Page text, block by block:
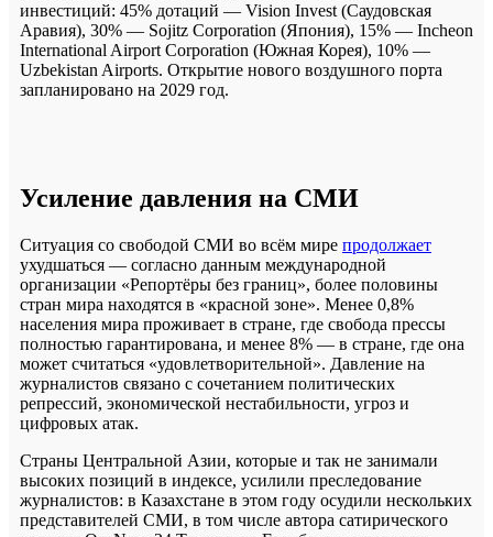
инвестиций: 45% дотаций — Vision Invest (Саудовская
Аравия), 30% — Sojitz Corporation (Япония), 15% — Incheon
International Airport Corporation (Южная Корея), 10% —
Uzbekistan Airports. Открытие нового воздушного порта
запланировано на 2029 год.
Усиление давления на СМИ
Ситуация со свободой СМИ во всём мире продолжает
ухудшаться — согласно данным международной
организации «Репортёры без границ», более половины
стран мира находятся в «красной зоне». Менее 0,8%
населения мира проживает в стране, где свобода прессы
полностью гарантирована, и менее 8% — в стране, где она
может считаться «удовлетворительной». Давление на
журналистов связано с сочетанием политических
репрессий, экономической нестабильности, угроз и
цифровых атак.
Страны Центральной Азии, которые и так не занимали
высоких позиций в индексе, усилили преследование
журналистов: в Казахстане в этом году осудили нескольких
представителей СМИ, в том числе автора сатирического